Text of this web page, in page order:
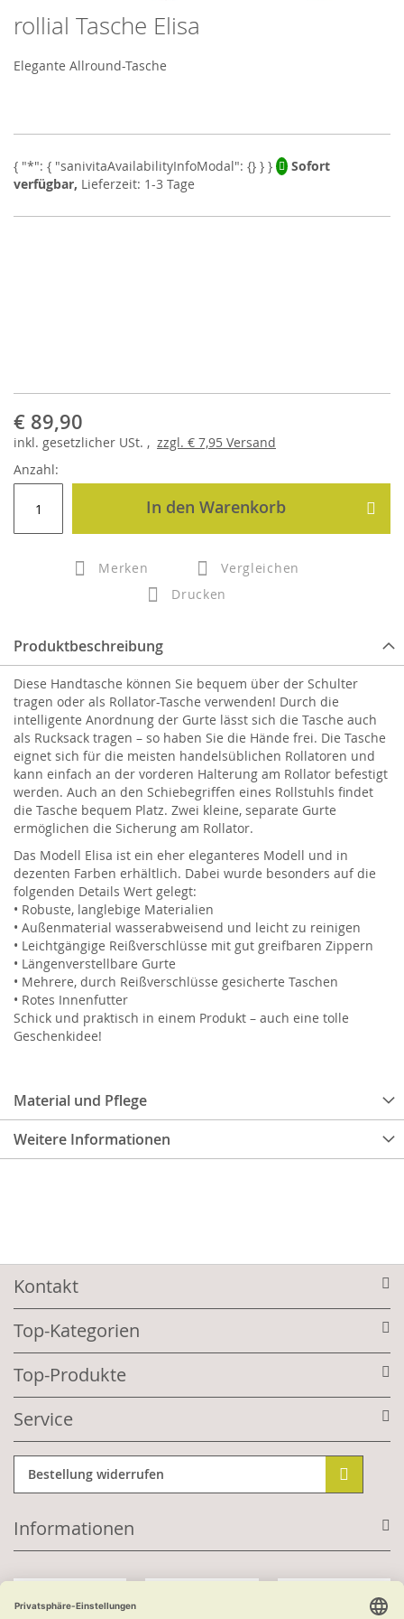
Skip
to
the
beginning
images
rollial Tasche Elisa
Elegante Allround-Tasche
Sofort
verfügbar, Lieferzeit: 1-3 Tage
€ 89,90
inkl. gesetzlicher USt. , zzgl. € 7,95 Versand
Anzahl:
In den Warenkorb
Merken
Vergleichen
Drucken
Produktbeschreibung
Material und Pflege
Weitere Informationen
Diese Handtasche können Sie bequem über der Schulter
tragen oder als Rollator-Tasche verwenden! Durch die
intelligente Anordnung der Gurte lässt sich die Tasche auch
als Rucksack tragen – so haben Sie die Hände frei. Die Tasche
eignet sich für die meisten handelsüblichen Rollatoren und
kann einfach an der vorderen Halterung am Rollator befestigt
werden. Auch an den Schiebegriffen eines Rollstuhls findet
die Tasche bequem Platz. Zwei kleine, separate Gurte
ermöglichen die Sicherung am Rollator.
Das Modell Elisa ist ein eher eleganteres Modell und in
dezenten Farben erhältlich. Dabei wurde besonders auf die
folgenden Details Wert gelegt:
• Robuste, langlebige Materialien
• Außenmaterial wasserabweisend und leicht zu reinigen
• Leichtgängige Reißverschlüsse mit gut greifbaren Zippern
• Längenverstellbare Gurte
• Mehrere, durch Reißverschlüsse gesicherte Taschen
• Rotes Innenfutter
Schick und praktisch in einem Produkt – auch eine tolle
Geschenkidee!
Kontakt
Top-Kategorien
Top-Produkte
Service
Bestellung widerrufen
Informationen